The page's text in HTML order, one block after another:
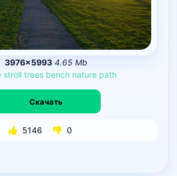
3976×5993 4.65 Mb
stroll trees bench nature path
Скачать
5146 0